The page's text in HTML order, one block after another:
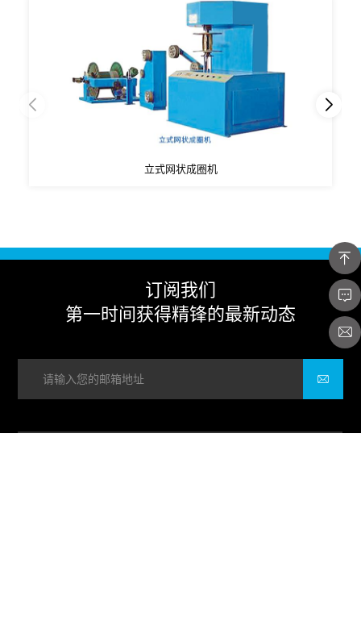
立式网状成圈机
订阅我们
第一时间获得精锋的最新动态